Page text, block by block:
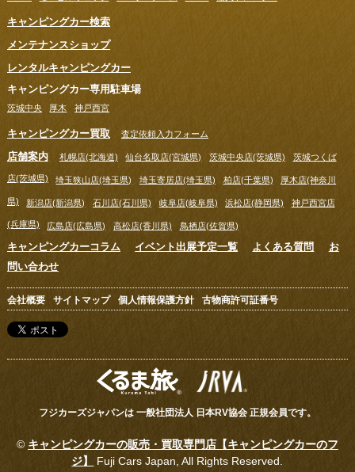
キャンピングカー検索
メンテナンスショップ
レンタルキャンピングカー
キャンピングカー専用駐車場
茨城中央 厚木 神戸西宮
キャンピングカー買取 査定依頼入力フォーム
店舗案内 札幌店(北海道) 仙台名取店(宮城県) 茨城中央店(茨城県) 茨城つくば
店(茨城県) 埼玉狭山店(埼玉県) 埼玉寄居店(埼玉県) 柏店(千葉県) 厚木店(神奈川
県) 新潟店(新潟県) 石川店(石川県) 岐阜店(岐阜県) 浜松店(静岡県) 神戸西宮店
(兵庫県) 広島店(広島県) 高松店(香川県) 鳥栖店(佐賀県)
キャンピングカーコラム イベント出展予定一覧 よくある質問
お
問い合わせ
会社概要 サイトマップ 個人情報保護方針 古物商許可証番号
フジカーズジャパンは 一般社団法人 日本RV協会 正規会員です。
© キャンピングカーの販売・買取専門店【キャンピングカーのフ
ジ】
Fuji Cars Japan, All Rights Reserved.